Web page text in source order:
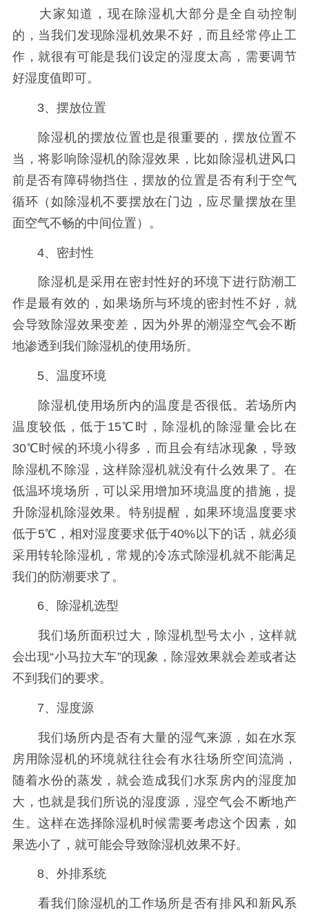
大家知道，现在除湿机大部分是全自动控制
的，当我们发现除湿机效果不好，而且经常停止工
作，就很有可能是我们设定的湿度太高，需要调节
好湿度值即可。
3、摆放位置
除湿机的摆放位置也是很重要的，摆放位置不
当，将影响除湿机的除湿效果，比如除湿机进风口
前是否有障碍物挡住，摆放的位置是否有利于空气
循环（如除湿机不要摆放在门边，应尽量摆放在里
面空气不畅的中间位置）。
4、密封性
除湿机是采用在密封性好的环境下进行防潮工
作是最有效的，如果场所与环境的密封性不好，就
会导致除湿效果变差，因为外界的潮湿空气会不断
地渗透到我们除湿机的使用场所。
5、温度环境
除湿机使用场所内的温度是否很低。若场所内
温度较低，低于15℃时，除湿机的除湿量会比在
30℃时候的环境小得多，而且会有结冰现象，导致
除湿机不除湿，这样除湿机就没有什么效果了。在
低温环境场所，可以采用增加环境温度的措施，提
升除湿机除湿效果。特别提醒，如果环境温度要求
低于5℃，相对湿度要求低于40%以下的话，就必须
采用转轮除湿机，常规的冷冻式除湿机就不能满足
我们的防潮要求了。
6、除湿机选型
我们场所面积过大，除湿机型号太小，这样就
会出现“小马拉大车”的现象，除湿效果就会差或者达
不到我们的要求。
7、湿度源
我们场所内是否有大量的湿气来源，如在水泵
房用除湿机的环境就往往会有水往场所空间流淌，
随着水份的蒸发，就会造成我们水泵房内的湿度加
大，也就是我们所说的湿度源，湿空气会不断地产
生。这样在选择除湿机时候需要考虑这个因素，如
果选小了，就可能会导致除湿机效果不好。
8、外排系统
看我们除湿机的工作场所是否有排风和新风系